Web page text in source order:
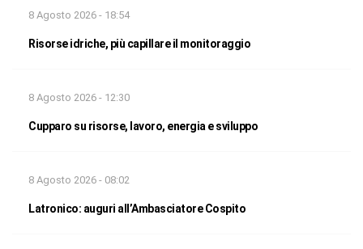
8 Agosto 2026 - 18:54
Risorse idriche, più capillare il monitoraggio
8 Agosto 2026 - 12:30
Cupparo su risorse, lavoro, energia e sviluppo
8 Agosto 2026 - 08:02
Latronico: auguri all’Ambasciatore Cospito